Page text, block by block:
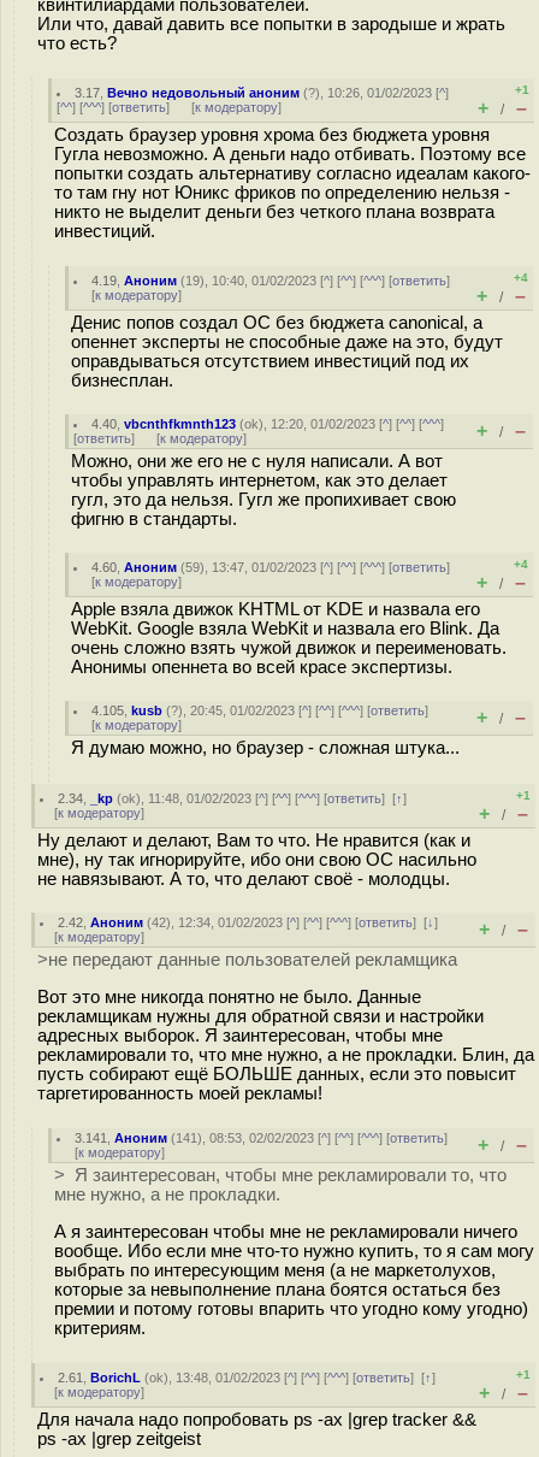
квинтилиардами пользователей.
Или что, давай давить все попытки в зародыше и жрать
что есть?
3.17 ,Вечно недовольный аноним (?), 10:26, 01/02/2023 [^]
[^^] [^^^] [ответить] [к модератору]
+1
+ / –
Создать браузер уровня хрома без бюджета уровня
Гугла невозможно. А деньги надо отбивать. Поэтому все
попытки создать альтернативу согласно идеалам какого-
то там гну нот Юникс фриков по определению нельзя -
никто не выделит деньги без четкого плана возврата
инвестиций.
4.19 ,Аноним (19), 10:40, 01/02/2023 [^] [^^] [^^^] [ответить]
[к модератору]
+4
+ / –
Денис попов создал ОС без бюджета canonical, а
опеннет эксперты не способные даже на это, будут
оправдываться отсутствием инвестиций под их
бизнесплан.
4.40 ,vbcnthfkmnth123 (ok), 12:20, 01/02/2023 [^] [^^] [^^^]
[ответить] [к модератору] + / –
Можно, они же его не с нуля написали. А вот
чтобы управлять интернетом, как это делает
гугл, это да нельзя. Гугл же пропихивает свою
фигню в стандарты.
4.60 ,Аноним (59), 13:47, 01/02/2023 [^] [^^] [^^^] [ответить]
[к модератору]
+4
+ / –
Apple взяла движок KHTML от KDE и назвала его
WebKit. Google взяла WebKit и назвала его Blink. Да
очень сложно взять чужой движок и переименовать.
Анонимы опеннета во всей красе экспертизы.
4.105 ,kusb (?), 20:45, 01/02/2023 [^] [^^] [^^^] [ответить]
[к модератору] + / –
Я думаю можно, но браузер - сложная штука...
2.34 _kp (ok), 11:48, 01/02/2023 [^] [^^] [^^^] [ответить][↑]
[к модератору]
+1
+ / –
Ну делают и делают, Вам то что. Не нравится (как и
мне), ну так игнорируйте, ибо они свою ОС насильно
не навязывают. А то, что делают своё - молодцы.
2.42 ,Аноним (42), 12:34, 01/02/2023 [^] [^^] [^^^] [ответить][↓]
[к модератору] + / –
>не передают данные пользователей рекламщика
Вот это мне никогда понятно не было. Данные
рекламщикам нужны для обратной связи и настройки
адресных выборок. Я заинтересован, чтобы мне
рекламировали то, что мне нужно, а не прокладки. Блин, да
пусть собирают ещё БОЛЬШЕ данных, если это повысит
таргетированность моей рекламы!
3.141 ,Аноним (141), 08:53, 02/02/2023 [^] [^^] [^^^] [ответить]
[к модератору] + / –
> Я заинтересован, чтобы мне рекламировали то, что
мне нужно, а не прокладки.
А я заинтересован чтобы мне не рекламировали ничего
вообще. Ибо если мне что-то нужно купить, то я сам могу
выбрать по интересующим меня (а не маркетолухов,
которые за невыполнение плана боятся остаться без
премии и потому готовы впарить что угодно кому угодно)
критериям.
2.61 ,BorichL (ok), 13:48, 01/02/2023 [^] [^^] [^^^] [ответить][↑]
[к модератору]
+1
+ / –
Для начала надо попробовать ps -ax |grep tracker &&
ps -ax |grep zeitgeist